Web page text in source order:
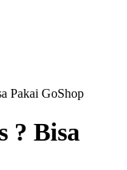
Pakai GoShop
? Bisa